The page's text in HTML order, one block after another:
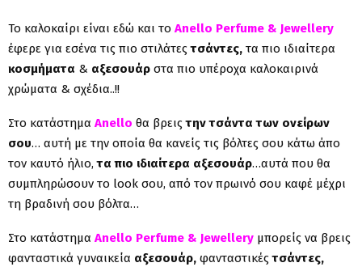
Το καλοκαίρι είναι εδώ και το Anello Perfume & Jewellery
έφερε για εσένα τις πιο στιλάτεςτσάντες, τα πιο ιδιαίτερα
κοσμήματα & αξεσουάρ στα πιο υπέροχα καλοκαιρινά
χρώματα & σχέδια..!!
Στο κατάστημα Anello θα βρειςτην τσάντα των ονείρων
σου… αυτή με την οποία θα κανείς τις βόλτες σου κάτω άπο
τον καυτό ήλιο, τα πιο ιδιαίτερα αξεσουάρ…αυτά που θα
συμπληρώσουν το look σου, από τον πρωινό σου καφέ μέχρι
τη βραδινή σου βόλτα…
Στο κατάστημα Anello Perfume & Jewellery μπορείς να βρεις
φανταστικά γυναικεία αξεσουάρ, φανταστικέςτσάντες,